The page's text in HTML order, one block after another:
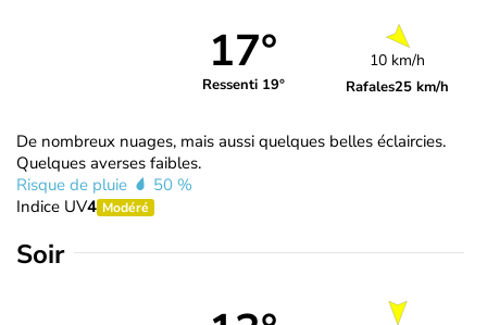
17°
Ressenti 19°
10 km/h
Rafales25 km/h
De nombreux nuages, mais aussi quelques belles éclaircies.
Quelques averses faibles.
Risque de pluie
50 %
Indice UV4 Modéré
Soir